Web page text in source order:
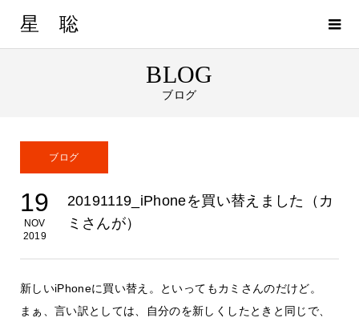
星 聡
BLOG
ブログ
ブログ
19
NOV
2019
20191119_iPhoneを買い替えました（カ
ミさんが）
新しいiPhoneに買い替え。といってもカミさんのだけど。
まぁ、言い訳としては、自分のを新しくしたときと同じで、